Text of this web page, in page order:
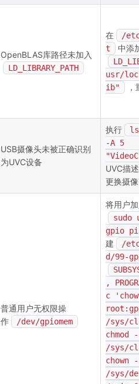
OpenBLAS库路径未加入
LD_LIBRARY_PATH
在
/
t
中添
usr/
ib"
USB摄像头未被正确识别
为UVC设备
执行
-A 5
UVC描
更换摄
普通用户无权限操
作
/dev/gpiomem
将用户
sudo
gpio pi
建
/
d/99-
,
c
/sys/
chmod
/sys/
chown
/sys/